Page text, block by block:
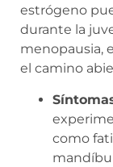
estrógeno
durante la
menopausia,
el camino
como